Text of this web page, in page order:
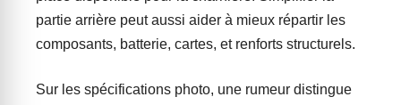
partie arrière peut aussi aider à mieux répartir les
composants, batterie, cartes, et renforts structurels.
Sur les spécifications photo, une rumeur distingue